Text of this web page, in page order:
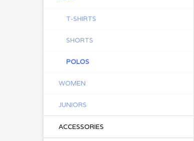
T-SHIRTS
SHORTS
POLOS
WOMEN
JUNIORS
ACCESSORIES